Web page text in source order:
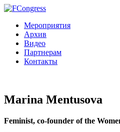
Мероприятия
Архив
Видео
Партнерам
Контакты
Marina Mentusova
Feminist, co-founder of the